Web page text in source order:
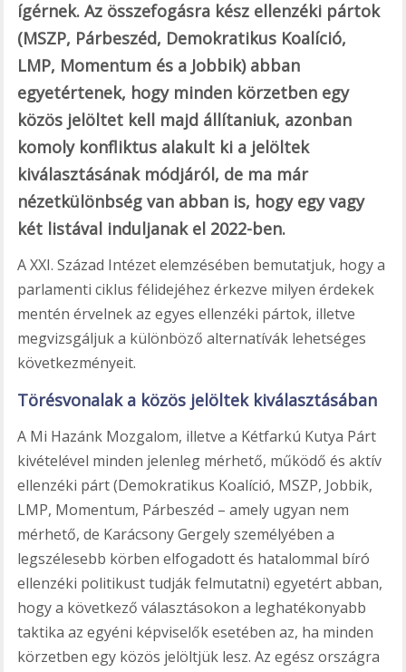
ígérnek. Az összefogásra kész ellenzéki pártok
(MSZP, Párbeszéd, Demokratikus Koalíció,
LMP, Momentum és a Jobbik) abban
egyetértenek, hogy minden körzetben egy
közös jelöltet kell majd állítaniuk, azonban
komoly konfliktus alakult ki a jelöltek
kiválasztásának módjáról, de ma már
nézetkülönbség van abban is, hogy egy vagy
két listával induljanak el 2022-ben.
A XXI. Század Intézet elemzésében bemutatjuk, hogy a
parlamenti ciklus félidejéhez érkezve milyen érdekek
mentén érvelnek az egyes ellenzéki pártok, illetve
megvizsgáljuk a különböző alternatívák lehetséges
következményeit.
Törésvonalak a közös jelöltek kiválasztásában
A Mi Hazánk Mozgalom, illetve a Kétfarkú Kutya Párt
kivételével minden jelenleg mérhető, működő és aktív
ellenzéki párt (Demokratikus Koalíció, MSZP, Jobbik,
LMP, Momentum, Párbeszéd – amely ugyan nem
mérhető, de Karácsony Gergely személyében a
legszélesebb körben elfogadott és hatalommal bíró
ellenzéki politikust tudják felmutatni) egyetért abban,
hogy a következő választásokon a leghatékonyabb
taktika az egyéni képviselők esetében az, ha minden
körzetben egy közös jelöltjük lesz. Az egész országra